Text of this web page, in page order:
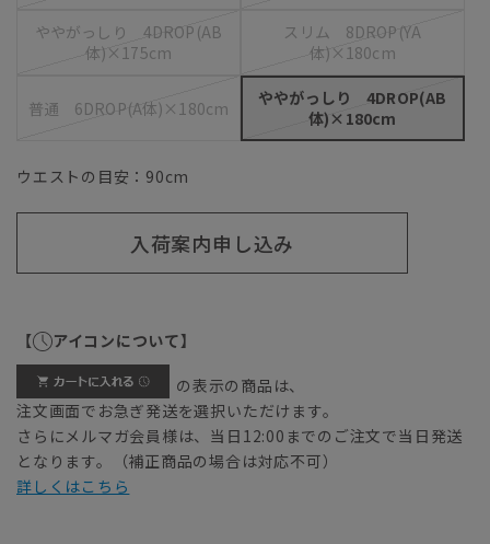
ややがっしり 4DROP(AB
体)×175cm
スリム 8DROP(YA
体)×180cm
普通 6DROP(A体)×180cm
ややがっしり 4DROP(AB
体)×180cm
ウエストの目安： 90cm
入荷案内申し込み
【 アイコンについて】
の表示の商品は、
注文画面でお急ぎ発送を選択いただけます。
さらにメルマガ会員様は、当日12:00までのご注文で当日発送
となります。（補正商品の場合は対応不可）
詳しくはこちら